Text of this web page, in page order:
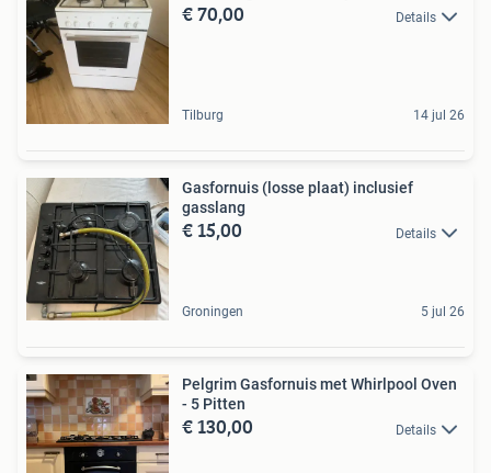
€ 70,00 Details
Tilburg 14 jul 26
Gasfornuis (losse plaat) inclusief
gasslang
€ 15,00 Details
Groningen 5 jul 26
Pelgrim Gasfornuis met Whirlpool Oven
- 5 Pitten
€ 130,00 Details